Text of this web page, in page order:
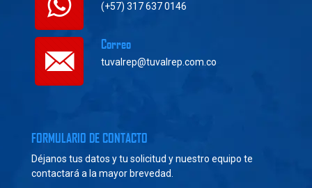
(+57) 317 637 0146
Correo
tuvalrep@tuvalrep.com.co
FORMULARIO DE CONTACTO
Déjanos tus datos y tu solicitud y nuestro equipo te
contactará a la mayor brevedad.